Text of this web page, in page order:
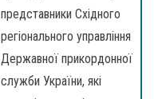
представники Східного
регіонального управління
Державної прикордонної
служби України, які